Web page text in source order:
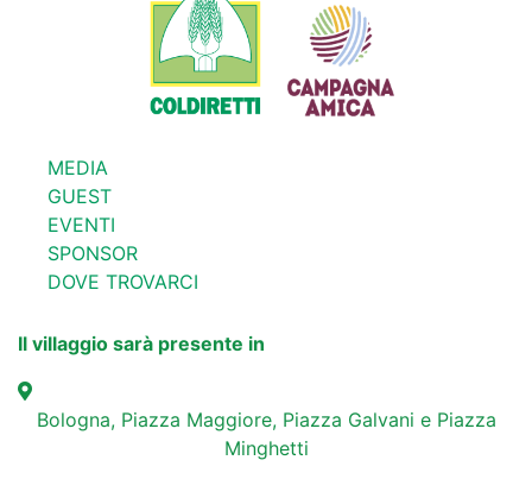
MEDIA
GUEST
EVENTI
SPONSOR
DOVE TROVARCI
Il villaggio sarà presente in
Bologna, Piazza Maggiore, Piazza Galvani e Piazza
Minghetti